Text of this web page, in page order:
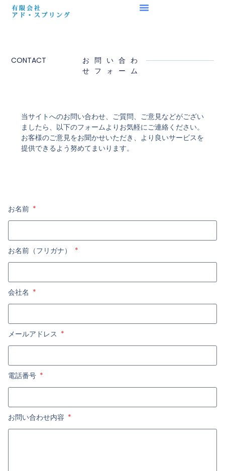
CONTACT
お問い合わ
せフォーム
当サイトへのお問い合わせ、ご質問、ご意見などがござい
ましたら、以下のフォームよりお気軽にご連絡ください。
お客様のご意見をお聞かせいただき、より良いサービスを
提供できるよう努めてまいります。
お名前
お名前（フリガナ）
会社名
メールアドレス
電話番号
お問い合わせ内容